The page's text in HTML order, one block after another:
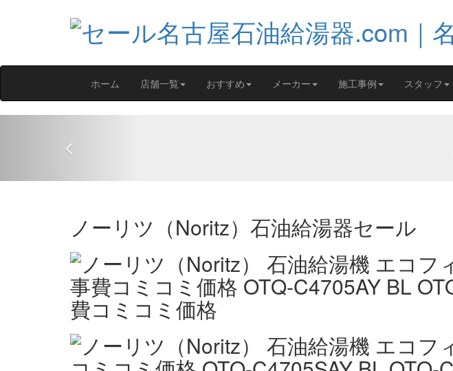
ホーム 店舗一覧 おすすめ メーカー 施工事例 スタッフ
ノーリツ（Noritz）石油給湯器セール